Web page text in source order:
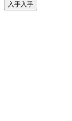
入手入手